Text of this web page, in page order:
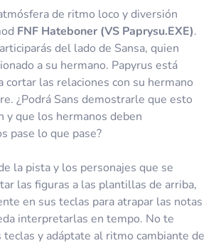
de ritmo loco y diversión
FNF Hateboner (VS Paprysu.EXE).
del lado de Sansa, quien
a su hermano. Papyrus está
cortar las relaciones con su hermano
¿Podrá Sans demostrarle que esto
y que los hermanos deben
pase lo que pase?
la pista y los personajes que se
las figuras a las plantillas de arriba,
en sus teclas para atrapar las notas
interpretarlas en tempo. No te
teclas y adáptate al ritmo cambiante de